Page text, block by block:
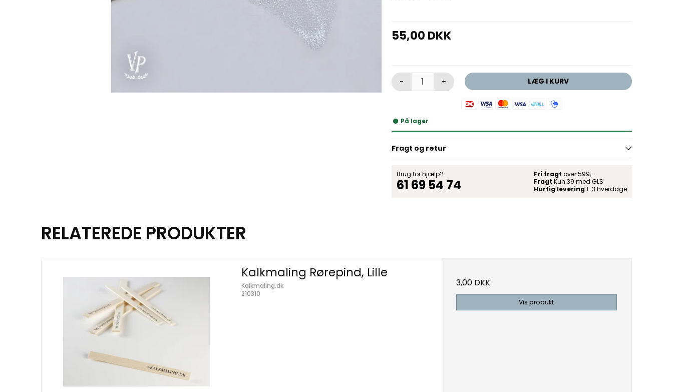
55,00 DKK
- + LÆG I KURV
På lager
Fragt og retur
Brug for hjælp?
61 69 54 74
Fri fragt over 599,-
Fragt Kun 39 med GLS
Hurtig levering 1-3 hverdage
RELATEREDE PRODUKTER
Kalkmaling Rørepind, Lille
Kalkmaling.dk
210310
3,00 DKK
Vis produkt